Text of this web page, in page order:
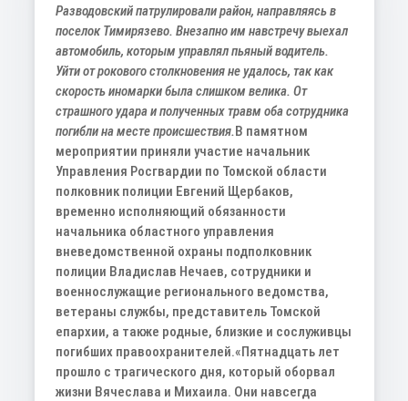
Разводовский патрулировали район, направляясь в
поселок Тимирязево. Внезапно им навстречу выехал
автомобиль, которым управлял пьяный водитель.
Уйти от рокового столкновения не удалось, так как
скорость иномарки была слишком велика. От
страшного удара и полученных травм оба сотрудника
погибли на месте происшествия.В памятном
мероприятии приняли участие начальник
Управления Росгвардии по Томской области
полковник полиции Евгений Щербаков,
временно исполняющий обязанности
начальника областного управления
вневедомственной охраны подполковник
полиции Владислав Нечаев, сотрудники и
военнослужащие регионального ведомства,
ветераны службы, представитель Томской
епархии, а также родные, близкие и сослуживцы
погибших правоохранителей.«Пятнадцать лет
прошло с трагического дня, который оборвал
жизни Вячеслава и Михаила. Они навсегда